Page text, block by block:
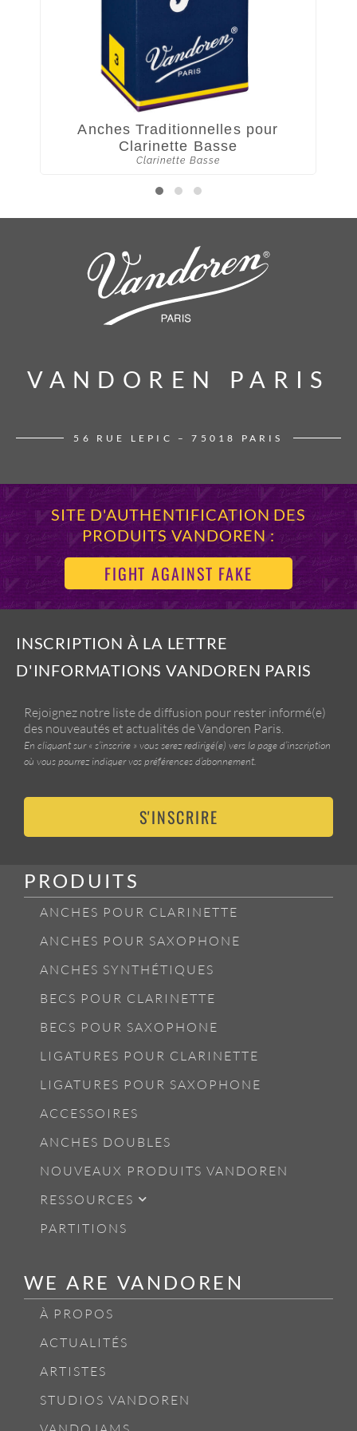
Anches Traditionnelles pour
Clarinette Basse
Clarinette Basse
VANDOREN PARIS
VANDOREN PARIS
56 RUE LEPIC – 75018 PARIS
SITE D'AUTHENTIFICATION DES
PRODUITS VANDOREN :
FIGHT AGAINST FAKE
INSCRIPTION À LA LETTRE
D'INFORMATIONS VANDOREN PARIS
Rejoignez notre liste de diffusion pour rester informé(e)
des nouveautés et actualités de Vandoren Paris.
En cliquant sur « s’inscrire » vous serez redirigé(e) vers la page d’inscription
où vous pourrez indiquer vos préférences d’abonnement.
S'INSCRIRE
PRODUITS
ANCHES POUR CLARINETTE
ANCHES POUR SAXOPHONE
ANCHES SYNTHÉTIQUES
BECS POUR CLARINETTE
BECS POUR SAXOPHONE
LIGATURES POUR CLARINETTE
LIGATURES POUR SAXOPHONE
ACCESSOIRES
ANCHES DOUBLES
NOUVEAUX PRODUITS VANDOREN
RESSOURCES
PARTITIONS
WE ARE VANDOREN
À PROPOS
ACTUALITÉS
ARTISTES
STUDIOS VANDOREN